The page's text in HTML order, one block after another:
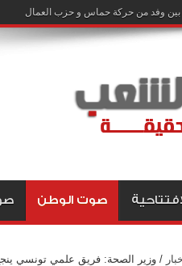
بين وفد من حركة حماس و حزب العمال
صوت الوطن
/ وزير الصحة: فريق علمي تونسي